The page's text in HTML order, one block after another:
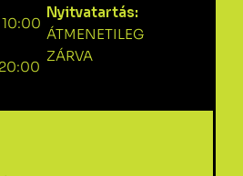
Nyitvatartás:
ÁTMENETILEG
ZÁRVA